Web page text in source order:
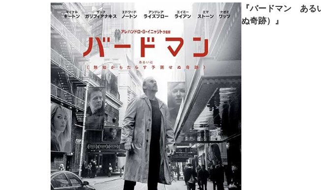
『バードマン ある
ぬ奇跡）』